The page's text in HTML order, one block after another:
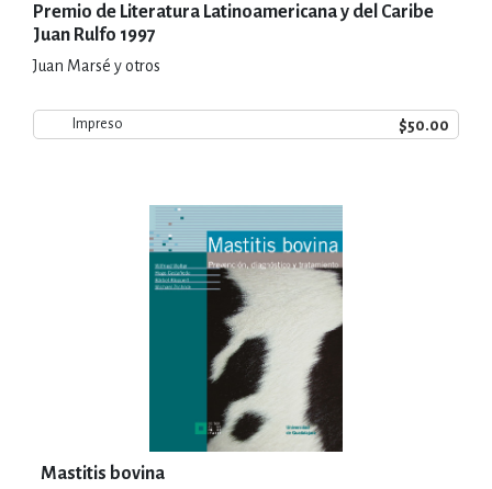
Premio de Literatura Latinoamericana y del Caribe
Juan Rulfo 1997
Juan Marsé y otros
Impreso $50.00
Mastitis bovina